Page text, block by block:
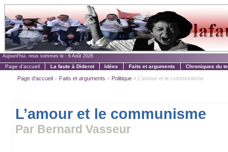
Aujourd'hui, nous sommes le : 6 Août 2026
Page d'accueil La faute à Diderot Idées Faits et arguments Chroniques du
Page d'accueil » Faits et arguments » Politique » L’amour et le communisme
L’amour et le communisme
Par Bernard Vasseur